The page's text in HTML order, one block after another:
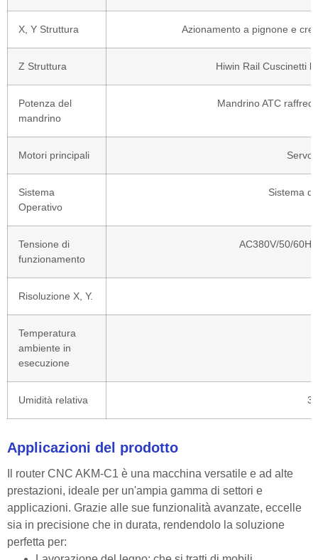
X, Y Struttura Azionamento a pignone e
Z Struttura Hiwin Rail Cuscinetti
Potenza del
mandrino
Mandrino ATC
Motori principali
Sistema
Operativo
Sistema
Tensione di
funzionamento
AC380V/50/
Risoluzione X, Y.
Temperatura
ambiente in
esecuzione
Umidità relativa
Applicazioni del prodotto
Il router CNC AKM-C1 è una macchina versatile e ad alte
prestazioni, ideale per un'ampia gamma di settori e
applicazioni. Grazie alle sue funzionalità avanzate, eccelle
sia in precisione che in durata, rendendolo la soluzione
perfetta per: